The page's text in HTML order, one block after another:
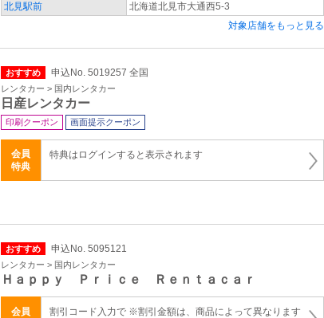
北見駅前
北海道北見市大通西5-3
対象店舗をもっと見る
おすすめ 申込No. 5019257 全国
レンタカー > 国内レンタカー
日産レンタカー
印刷クーポン 画面提示クーポン
会員
特典
特典はログインすると表示されます
おすすめ 申込No. 5095121
レンタカー > 国内レンタカー
Ｈａｐｐｙ Ｐｒｉｃｅ Ｒｅｎｔａｃａｒ
会員
割引コード入力で ※割引金額は、商品によって異なります